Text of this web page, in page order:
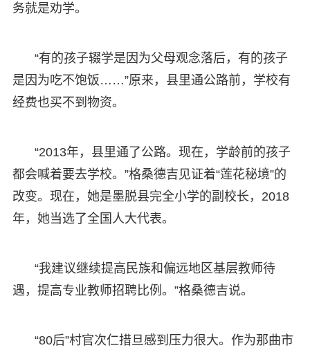
务就是劝学。
“有的孩子辍学是因为父母观念落后，有的孩子
是因为吃不饱饭……”原来，县里通公路前，学校有
经费也买不到物资。
“2013年，县里通了公路。现在，学龄前的孩子
都会喊着要去学校。”格桑德吉见证着“莲花秘境”的
改变。现在，她是墨脱县完全小学的副校长，2018
年，她当选了全国人大代表。
“我建议继续提高民族和偏远地区基层教师待
遇，提高专业教师招聘比例。”格桑德吉说。
“80后”村官次仁措旦感到压力很大。作为那曲市